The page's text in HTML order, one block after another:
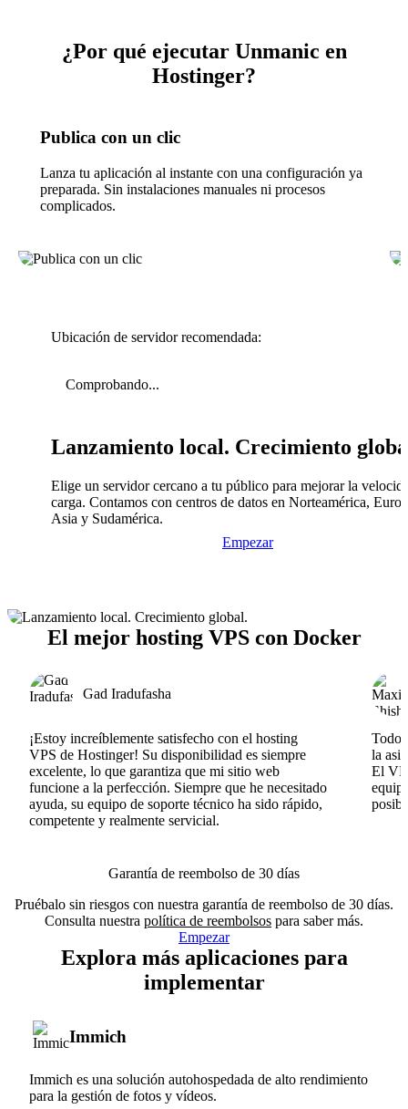
¿Por qué ejecutar Unmanic en
Hostinger?
Publica con un clic
Lanza tu aplicación al instante con una configuración ya
preparada. Sin instalaciones manuales ni procesos
complicados.
Ubicación de servidor recomendada:
Comprobando...
Lanzamiento local. Crecimiento
Elige un servidor cercano a tu público para mejorar la
carga. Contamos con centros de datos en Norteamérica,
Asia y Sudamérica.
Empezar
El mejor hosting VPS con Docker
Gad Iradufasha
¡Estoy increíblemente satisfecho con el hosting
VPS de Hostinger! Su disponibilidad es siempre
excelente, lo que garantiza que mi sitio web
funcione a la perfección. Siempre que he necesitado
ayuda, su equipo de soporte técnico ha sido rápido,
competente y realmente servicial.
Todo
la
El
Garantía de reembolso de 30 días
Pruébalo sin riesgos con nuestra garantía de reembolso de 30 días.
Consulta nuestra política de reembolsos para saber más.
Empezar
Explora más aplicaciones para
implementar
Immich
Immich es una solución autohospedada de alto rendimiento
para la gestión de fotos y vídeos.